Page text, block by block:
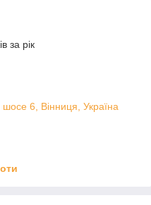
за рік
6, Вінниця, Україна